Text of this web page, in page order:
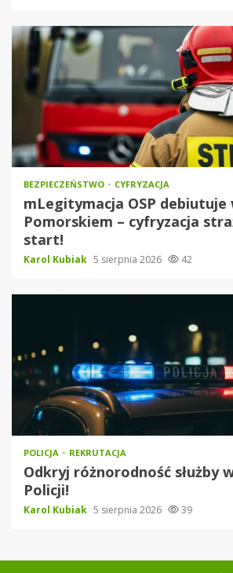
BEZPIECZEŃSTWO CYFRYZACJA
mLegitymacja OSP debiutuje
Pomorskiem – cyfryzacja
start!
Karol Kubiak 5 sierpnia 2026 42
POLICJA REKRUTACJA
Odkryj różnorodność służby
Policji!
Karol Kubiak 5 sierpnia 2026 39